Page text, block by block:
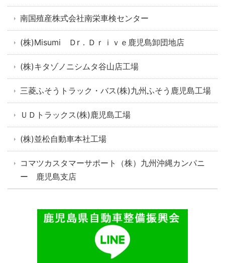
南国殖産株式会社南栄車検センター
(株)Misumi Ｄr．Ｄｒｉｖｅ鹿児島卸団地店
(株)キタゾノニシムタ谷山店工場
三菱ふそうトラック・バス(株)九州ふそう鹿児島工場
ＵＤトラックス(株)鹿児島工場
(株)並松自動車本社工場
コマツカスタマーサポート（株）九州沖縄カンパニ
ー 鹿児島支店